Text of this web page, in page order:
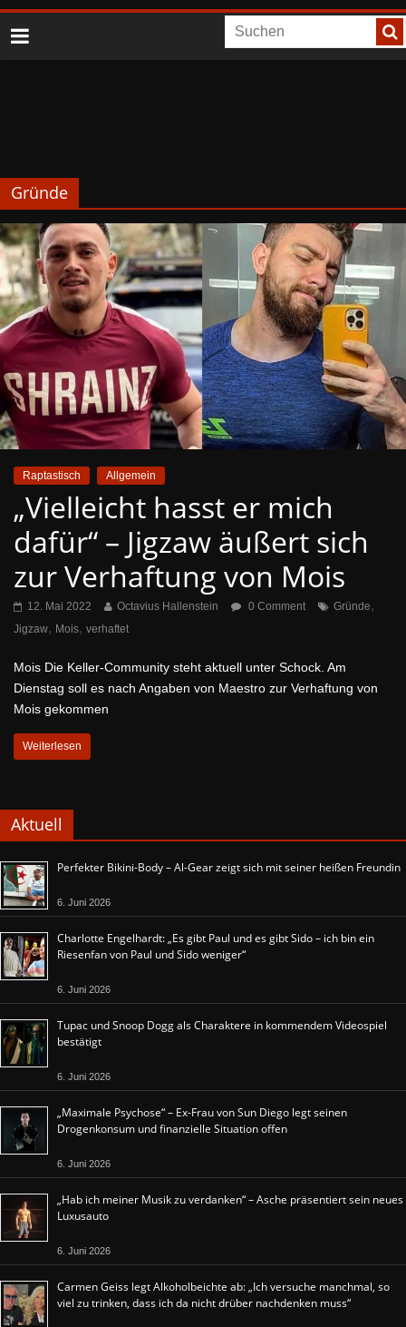
Gründe
Raptastisch Allgemein
„Vielleicht hasst er mich
dafür“ – Jigzaw äußert sich
zur Verhaftung von Mois
12. Mai 2022 Octavius Hallenstein 0 Comment Gründe,
Jigzaw, Mois, verhaftet
Mois Die Keller-Community steht aktuell unter Schock. Am
Dienstag soll es nach Angaben von Maestro zur Verhaftung von
Mois gekommen
Weiterlesen
Aktuell
Perfekter Bikini-Body – Al-Gear zeigt sich mit seiner heißen Freundin
6. Juni 2026
Charlotte Engelhardt: „Es gibt Paul und es gibt Sido – ich bin ein
Riesenfan von Paul und Sido weniger“
6. Juni 2026
Tupac und Snoop Dogg als Charaktere in kommendem Videospiel
bestätigt
6. Juni 2026
„Maximale Psychose“ – Ex-Frau von Sun Diego legt seinen
Drogenkonsum und finanzielle Situation offen
6. Juni 2026
„Hab ich meiner Musik zu verdanken“ – Asche präsentiert sein neues
Luxusauto
6. Juni 2026
Carmen Geiss legt Alkoholbeichte ab: „Ich versuche manchmal, so
viel zu trinken, dass ich da nicht drüber nachdenken muss“